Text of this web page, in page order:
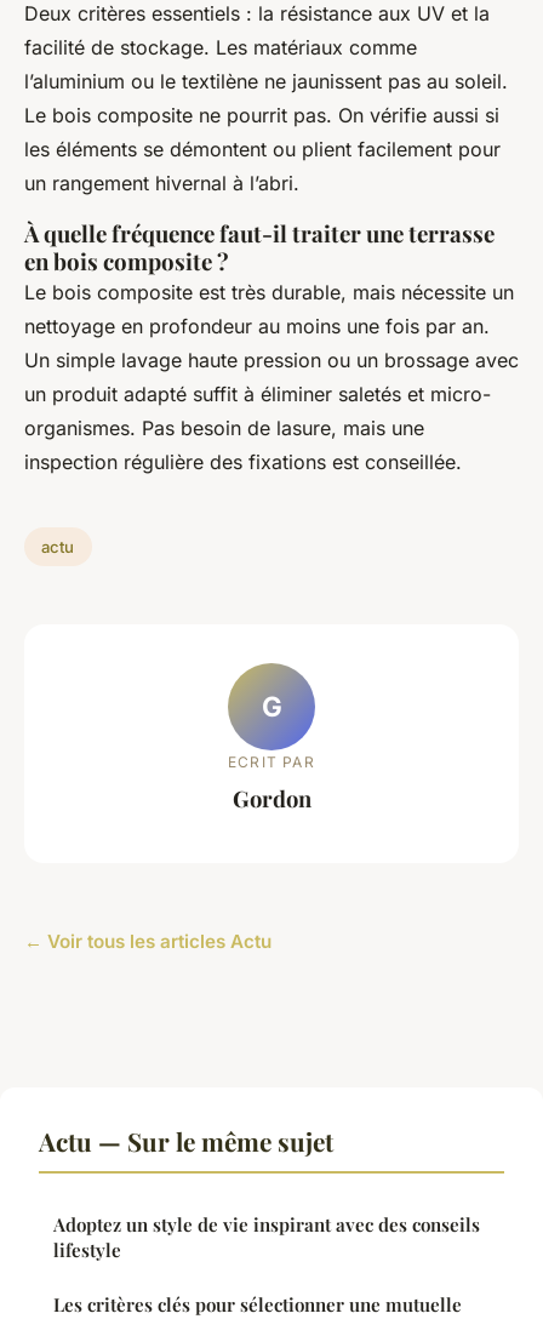
Deux critères essentiels : la résistance aux UV et la
facilité de stockage. Les matériaux comme
l’aluminium ou le textilène ne jaunissent pas au soleil.
Le bois composite ne pourrit pas. On vérifie aussi si
les éléments se démontent ou plient facilement pour
un rangement hivernal à l’abri.
À quelle fréquence faut-il traiter une terrasse
en bois composite ?
Le bois composite est très durable, mais nécessite un
nettoyage en profondeur au moins une fois par an.
Un simple lavage haute pression ou un brossage avec
un produit adapté suffit à éliminer saletés et micro-
organismes. Pas besoin de lasure, mais une
inspection régulière des fixations est conseillée.
actu
G
ECRIT PAR
Gordon
← Voir tous les articles Actu
Actu — Sur le même sujet
Adoptez un style de vie inspirant avec des conseils
lifestyle
Les critères clés pour sélectionner une mutuelle